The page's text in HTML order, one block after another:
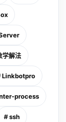
学解法
Linkbotpro
process
# ssh